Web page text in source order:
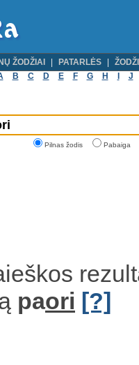
ŽODŽIAI PATARLĖS
B C D E F G H J
Pilnas žodis Pabaiga
paori [?]